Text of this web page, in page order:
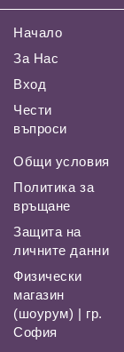
Начало
За Нас
Вход
Чести
въпроси
Общи условия
Политика за
връщане
Защита на
личните данни
Физически
магазин
(шоурум) | гр.
София